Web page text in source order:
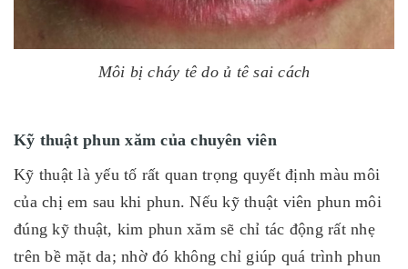
Môi bị cháy tê do ủ tê sai cách
Kỹ thuật phun xăm của chuyên viên
Kỹ thuật là yếu tố rất quan trọng quyết định màu môi
của chị em sau khi phun. Nếu kỹ thuật viên phun môi
đúng kỹ thuật, kim phun xăm sẽ chỉ tác động rất nhẹ
trên bề mặt da; nhờ đó không chỉ giúp quá trình phun